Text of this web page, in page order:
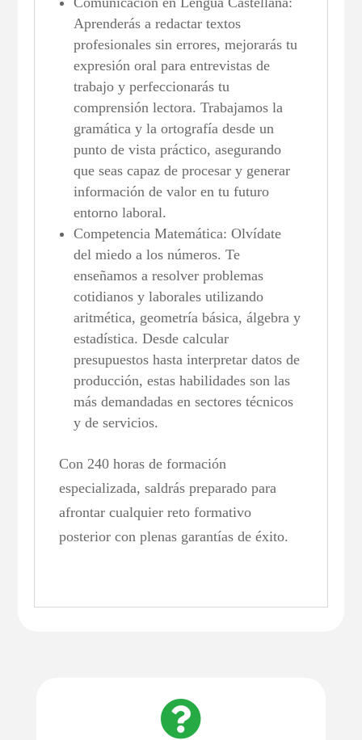
Aprenderás a redactar textos
profesionales sin errores, mejorarás tu
expresión oral para entrevistas de
trabajo y perfeccionarás tu
comprensión lectora. Trabajamos la
gramática y la ortografía desde un
punto de vista práctico, asegurando
que seas capaz de procesar y generar
información de valor en tu futuro
entorno laboral.
Competencia Matemática: Olvídate
del miedo a los números. Te
enseñamos a resolver problemas
cotidianos y laborales utilizando
aritmética, geometría básica, álgebra y
estadística. Desde calcular
presupuestos hasta interpretar datos de
producción, estas habilidades son las
más demandadas en sectores técnicos
y de servicios.
Con 240 horas de formación
especializada, saldrás preparado para
afrontar cualquier reto formativo
posterior con plenas garantías de éxito.
